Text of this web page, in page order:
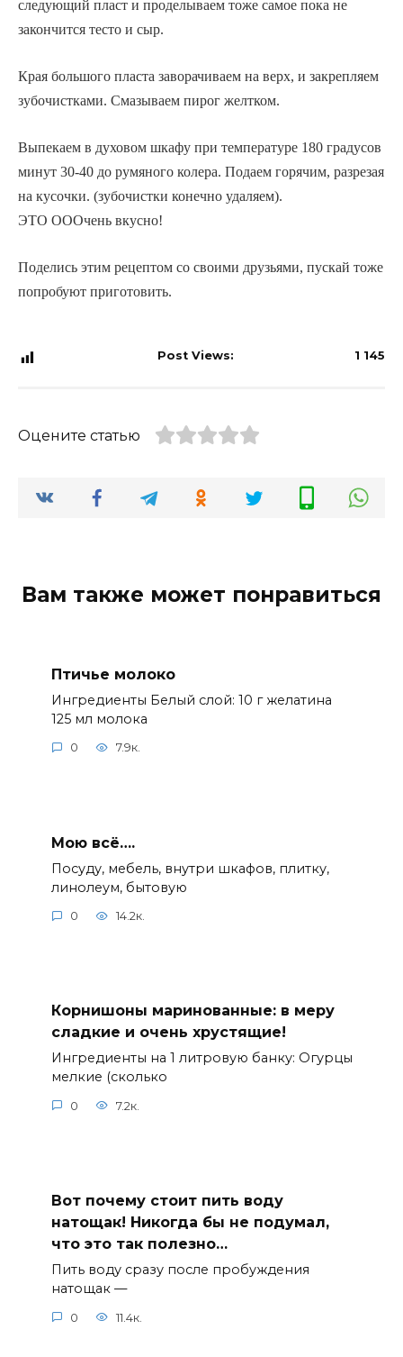
следующий пласт и проделываем тоже самое пока не
закончится тесто и сыр.
Края большого пласта заворачиваем на верх, и закрепляем
зубочистками. Смазываем пирог желтком.
Выпекаем в духовом шкафу при температуре 180 градусов
минут 30-40 до румяного колера. Подаем горячим, разрезая
на кусочки. (зубочистки конечно удаляем).
ЭТО ОООчень вкусно!
Поделись этим рецептом со своими друзьями, пускай тоже
попробуют приготовить.
Post Views: 1 145
Оцените статью
Вам также может понравиться
Птичье молоко
Ингредиенты Белый слой: 10 г желатина
125 мл молока
0 7.9к.
Мою всё….
Посуду, мебель, внутри шкафов, плитку,
линолеум, бытовую
0 14.2к.
Корнишоны маринованные: в меру
сладкие и очень хрустящие!
Ингредиенты на 1 литровую банку: Огурцы
мелкие (сколько
0 7.2к.
Вот почему стоит пить воду
натощак! Никогда бы не подумал,
что это так полезно…
Пить воду сразу после пробуждения
натощак —
0 11.4к.